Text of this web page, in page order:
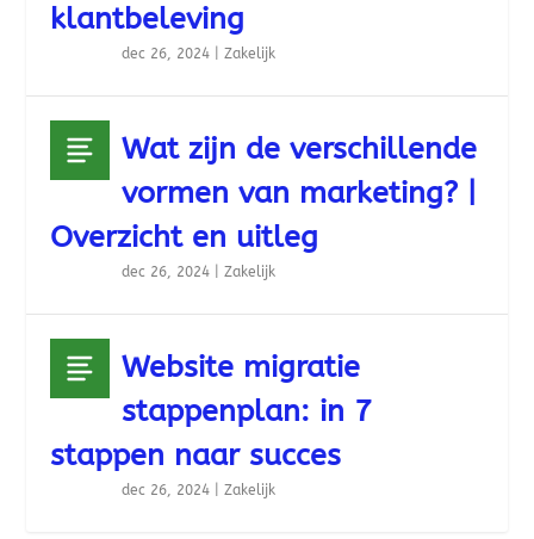
klantbeleving
dec 26, 2024 |Zakelijk
Wat zijn de verschillende
vormen van marketing? |
Overzicht en uitleg
dec 26, 2024 |Zakelijk
Website migratie
stappenplan: in 7
stappen naar succes
dec 26, 2024 |Zakelijk